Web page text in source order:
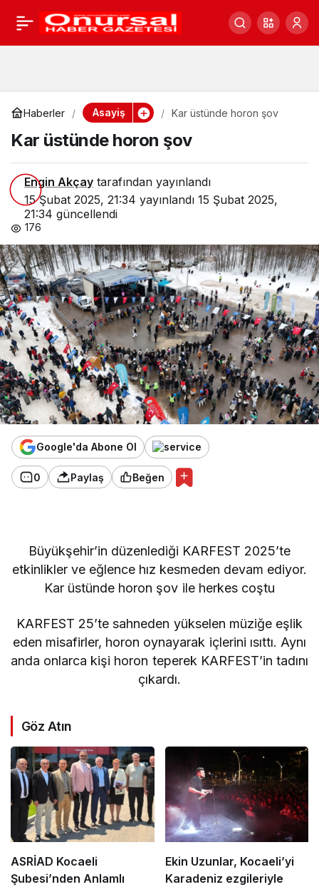
Haberler Asayiş Kar üstünde horon şov
Kar üstünde horon şov
Engin Akçay tarafından yayınlandı
15 Şubat 2025, 21:34 yayınlandı 15 Şubat 2025,
21:34 güncellendi
176
Google'da Abone Ol
0 Paylaş Beğen
Büyükşehir’in düzenlediği KARFEST 2025’te
etkinlikler ve eğlence hız kesmeden devam ediyor.
Kar üstünde horon şov ile herkes coştu
KARFEST 25’te sahneden yükselen müziğe eşlik
eden misafirler, horon oynayarak içlerini ısıttı. Aynı
anda onlarca kişi horon teperek KARFEST’in tadını
çıkardı.
Göz Atın
ASRİAD Kocaeli
Şubesi’nden Anlamlı
Ekin Uzunlar, Kocaeli’yi
Karadeniz ezgileriyle
Kar üstünde horon şov 0